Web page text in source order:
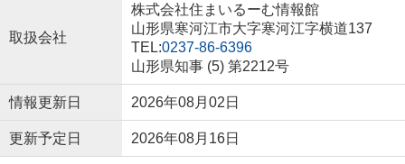
取扱会社
株式会社住まいるーむ情報館
山形県寒河江市大字寒河江字横道137
TEL:0237-86-6396
山形県知事 (5) 第2212号
情報更新日 2026年08月02日
更新予定日 2026年08月16日